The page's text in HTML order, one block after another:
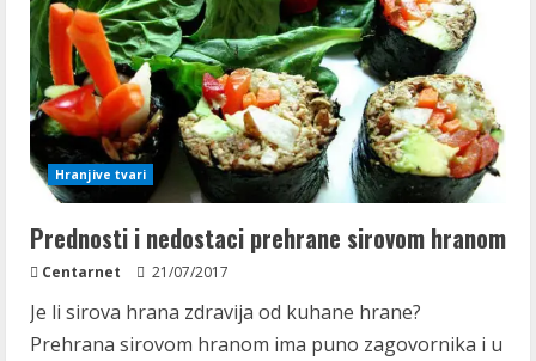
Hranjive tvari
Prednosti i nedostaci prehrane sirovom hranom
Centarnet 21/07/2017
Je li sirova hrana zdravija od kuhane hrane?
Prehrana sirovom hranom ima puno zagovornika i u